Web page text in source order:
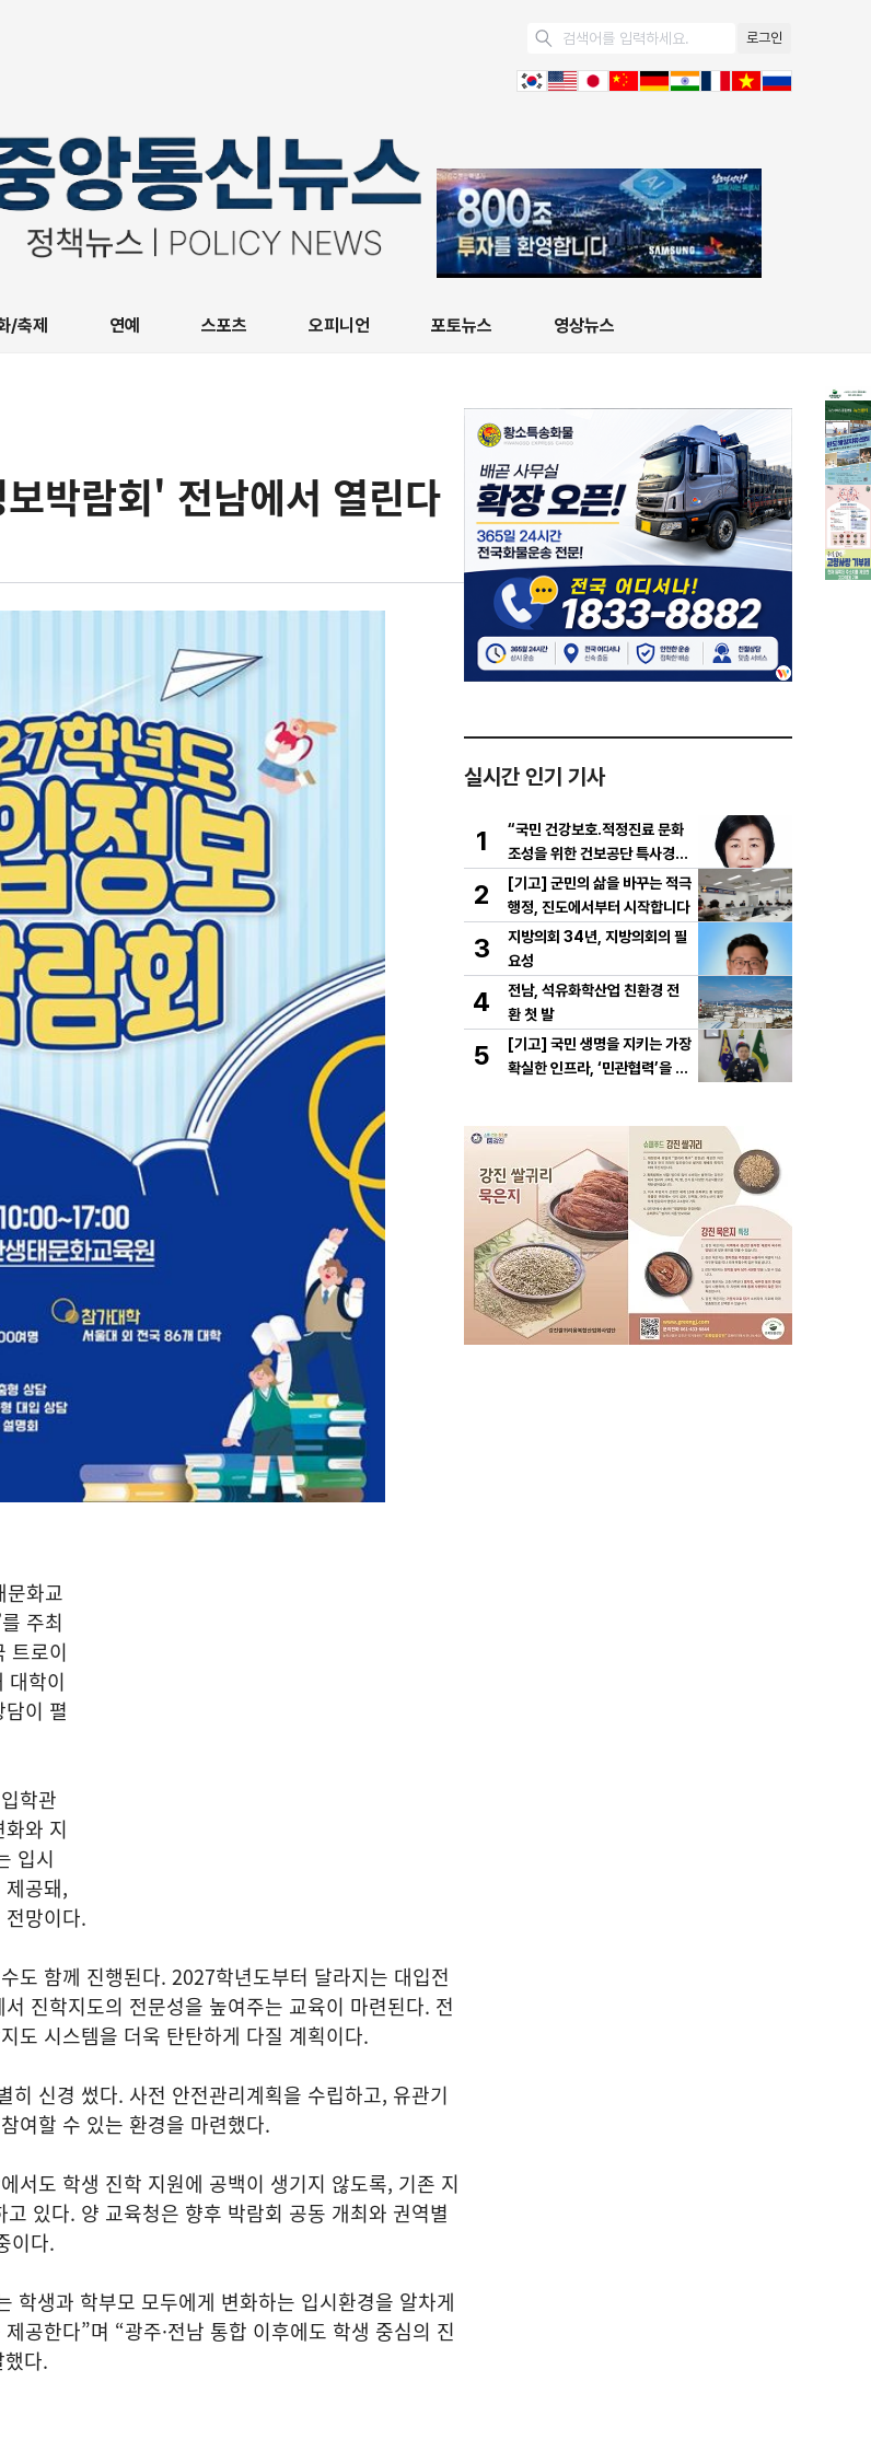
로그인
/축제 연예 스포츠 오피니언 포토뉴스 영상뉴스
박람회' 전남에서 열린다
문화교
주최
트로이
대학이
이 펼
학관
와 지
입시
공돼,
망이다.
도 함께 진행된다. 2027학년도부터 달라지는 대입전
진학지도의 전문성을 높여주는 교육이 마련된다. 전
도 시스템을 더욱 탄탄하게 다질 계획이다.
히 신경 썼다. 사전 안전관리계획을 수립하고, 유관기
여할 수 있는 환경을 마련했다.
서도 학생 진학 지원에 공백이 생기지 않도록, 기존 지
있다. 양 교육청은 향후 박람회 공동 개최와 권역별
이다.
학생과 학부모 모두에게 변화하는 입시환경을 알차게
공한다”며 “광주·전남 통합 이후에도 학생 중심의 진
다.
실시간 인기 기사
1
“국민 건강보호․적정진료 문화
조성을 위한 건보공단 특사경제
도 도입해야”
2
[기고] 군민의 삶을 바꾸는 적극
행정, 진도에서부터 시작합니다
3
지방의회 34년, 지방의회의 필
요성
4
전남, 석유화학산업 친환경 전
환 첫 발
5
[기고] 국민 생명을 지키는 가장
확실한 인프라, ‘민관협력’을 공